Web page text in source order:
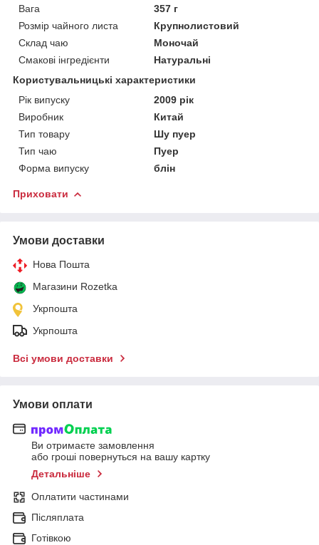
Вага
357 г
Розмір чайного листа
Крупнолистовий
Склад чаю
Моночай
Смакові інгредієнти
Натуральні
Користувальницькі характеристики
Рік випуску
2009 рік
Виробник
Китай
Тип товару
Шу пуер
Тип чаю
Пуер
Форма випуску
блін
Приховати
Умови доставки
Нова Пошта
Магазини Rozetka
Укрпошта
Укрпошта
Всі умови доставки
Умови оплати
Ви отримаєте замовлення
або гроші повернуться на вашу картку
Детальніше
Оплатити частинами
Післяплата
Готівкою